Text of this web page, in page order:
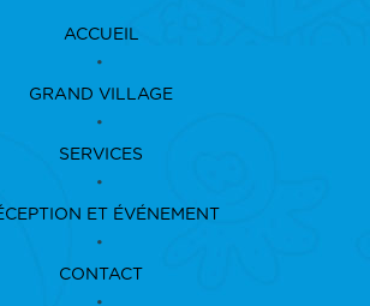
ACCUEIL
GRAND VILLAGE
SERVICES
ET ÉVÉNEMENT
CONTACT